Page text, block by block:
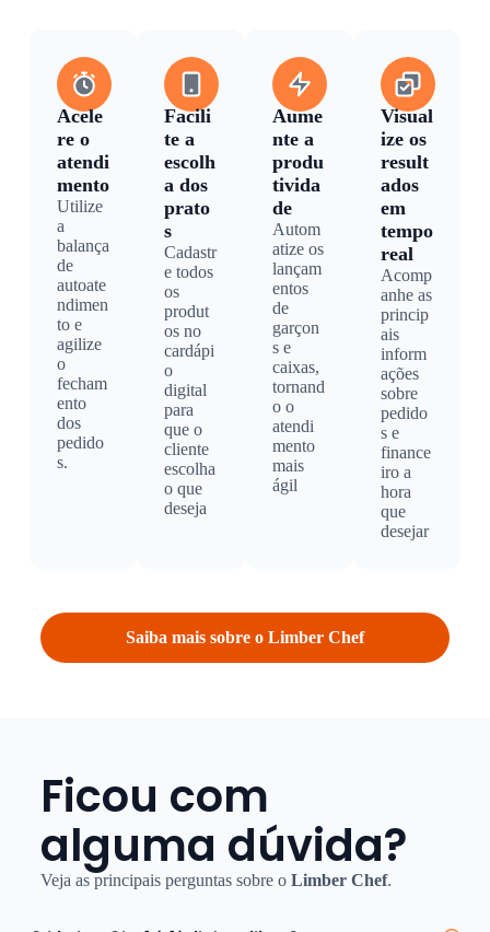
Acele
re o
atendi
mento
Utilize
a
balança
de
autoate
ndimen
to e
agilize
o
fecham
ento
dos
pedido
s.
Facili
te a
escolh
a dos
prato
s
Cadastr
e todos
os
produt
os no
cardápi
o
digital
para
que o
cliente
escolha
o que
deseja
Aume
nte a
produ
tivida
de
Autom
atize os
lançam
entos
de
garçon
s e
caixas,
tornand
o o
atendi
mento
mais
ágil
Visual
ize os
result
ados
em
tempo
real
Acomp
anhe as
princip
ais
inform
ações
sobre
pedido
s e
finance
iro a
hora
que
desejar
Saiba mais sobre o Limber Chef
Ficou com
alguma dúvida?
Veja as principais perguntas sobre o Limber Chef.